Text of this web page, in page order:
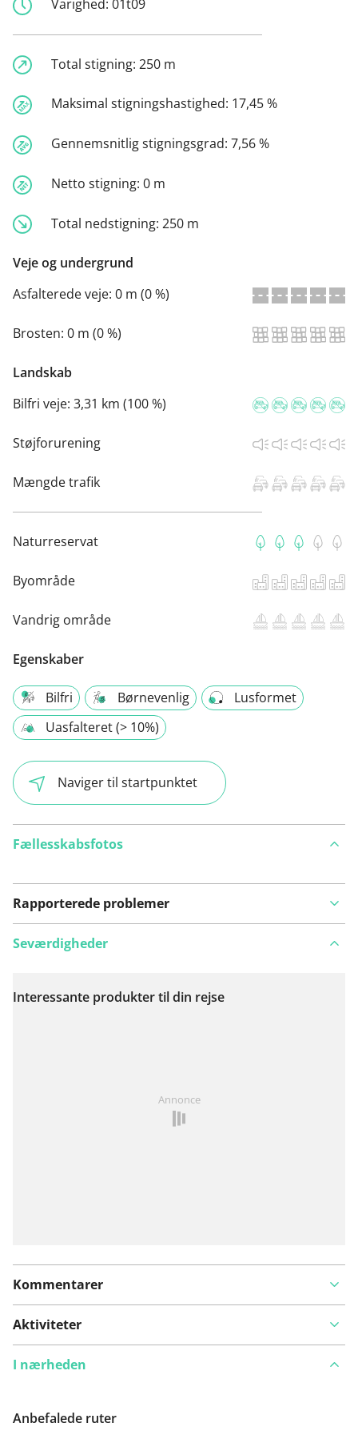
Varighed: 01t09
Total stigning: 250 m
Maksimal stigningshastighed: 17,45 %
Gennemsnitlig stigningsgrad: 7,56 %
Netto stigning: 0 m
Total nedstigning: 250 m
Veje og undergrund
Asfalterede veje: 0 m (0 %)
Brosten: 0 m (0 %)
Landskab
Bilfri veje: 3,31 km (100 %)
Støjforurening
Mængde trafik
Naturreservat
Byområde
Vandrig område
Egenskaber
Bilfri Børnevenlig
Lusformet
Uasfalteret (> 10%)
Naviger til startpunktet
Fællesskabsfotos
Rapporterede problemer
Se på kort
Seværdigheder
Interessante produkter til din rejse
Annonce
Kommentarer
Aktiviteter
I nærheden
Anbefalede ruter